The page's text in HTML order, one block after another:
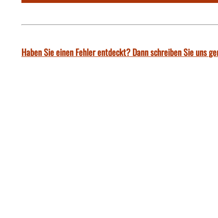
Haben Sie einen Fehler entdeckt? Dann schreiben Sie uns